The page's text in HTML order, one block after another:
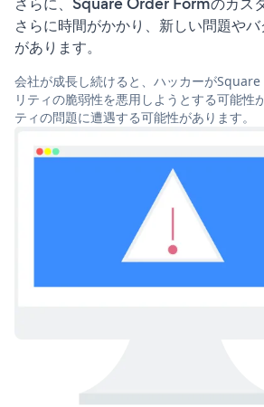
さらに時間がかかり、新しい問題や
があります。
会社が成長し続けると、ハッカーが
リティの脆弱性を悪用しようとする可能性
ティの問題に遭遇する可能性があります。